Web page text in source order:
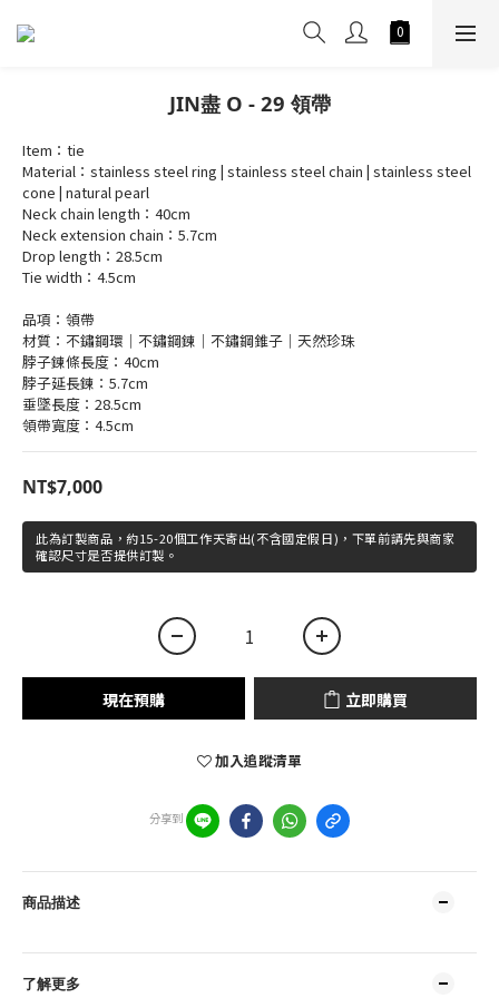
JIN盡 O - 29 領帶
Item：tie
Material：stainless steel ring | stainless steel chain | stainless steel
cone | natural pearl
Neck chain length：40cm
Neck extension chain：5.7cm
Drop length：28.5cm
Tie width：4.5cm
品項：領帶
材質：不鏽鋼環｜不鏽鋼鍊｜不鏽鋼錐子｜天然珍珠
脖子鍊條長度：40cm
脖子延長鍊：5.7cm
垂墜長度：28.5cm
領帶寬度：4.5cm
NT$7,000
此為訂製商品，約15-20個工作天寄出(不含國定假日)，下單前請先與商家
確認尺寸是否提供訂製。
現在預購 立即購買
加入追蹤清單
分享到
商品描述
了解更多